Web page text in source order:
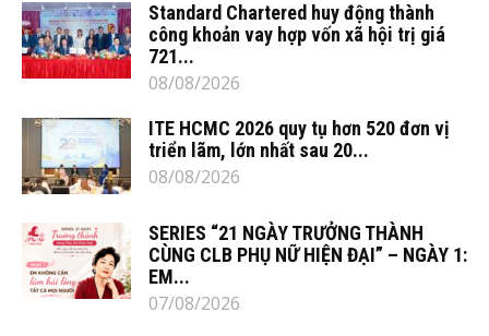
Standard Chartered huy động thành
công khoản vay hợp vốn xã hội trị giá
721...
08/08/2026
ITE HCMC 2026 quy tụ hơn 520 đơn vị
triển lãm, lớn nhất sau 20...
08/08/2026
SERIES “21 NGÀY TRƯỞNG THÀNH
CÙNG CLB PHỤ NỮ HIỆN ĐẠI” – NGÀY 1:
EM...
07/08/2026